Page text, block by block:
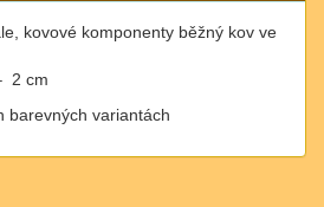
kovové komponenty běžný kov ve
2 cm
barevných variantách